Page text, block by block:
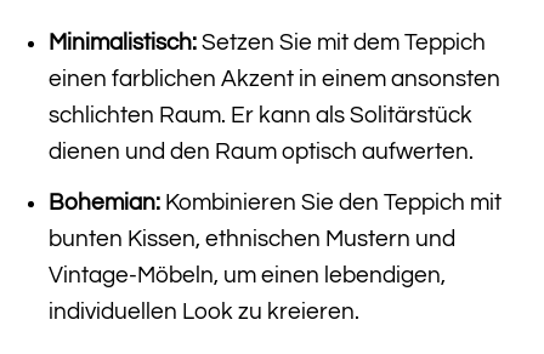
Minimalistisch:Setzen Sie mit dem Teppich
einen farblichen Akzent in einem ansonsten
schlichten Raum. Er kann als Solitärstück
dienen und den Raum optisch aufwerten.
Bohemian:Kombinieren Sie den Teppich mit
bunten Kissen, ethnischen Mustern und
Vintage-Möbeln, um einen lebendigen,
individuellen Look zu kreieren.